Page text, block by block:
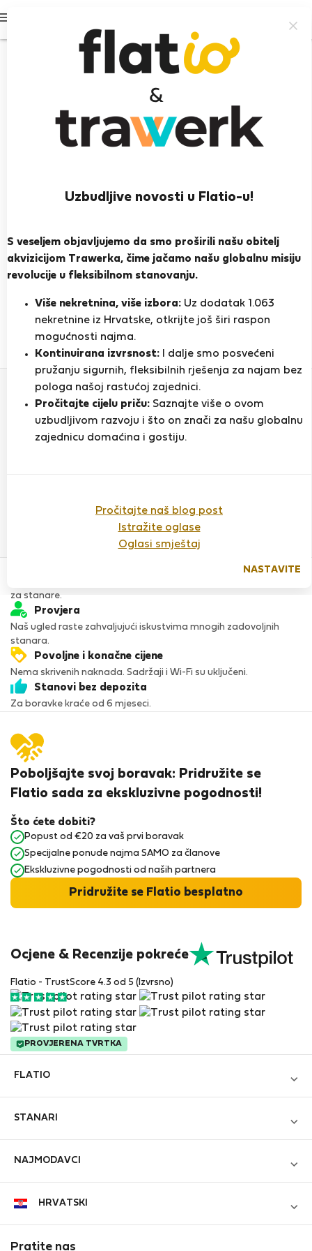
Uzbudljive novosti u Flatio-u!
S veseljem objavljujemo da smo proširili našu obitelj
akvizicijom Trawerka, čime jačamo našu globalnu misiju
revolucije u fleksibilnom stanovanju.
Više nekretnina, više izbora: Uz dodatak 1.063
nekretnine iz Hrvatske, otkrijte još širi raspon
mogućnosti najma.
Kontinuirana izvrsnost: I dalje smo posvećeni
pružanju sigurnih, fleksibilnih rješenja za najam bez
pologa našoj rastućoj zajednici.
Pročitajte cijelu priču: Saznajte više o ovom
uzbudljivom razvoju i što on znači za našu globalnu
zajednicu domaćina i gostiju.
Pročitajte naš blog post
Istražite oglase
Oglasi smještaj
NASTAVITE
Zdena P.
Heroj susjedstva
Prag
PRIKAŽI ŽIVOTOPIS
Ocjena i reference
0
Ponude
Ocjena
za stanare.
Provjera
Naš ugled raste zahvaljujući iskustvima mnogih zadovoljnih
stanara.
Povoljne i konačne cijene
Nema skrivenih naknada. Sadržaji i Wi-Fi su uključeni.
Stanovi bez depozita
Za boravke kraće od 6 mjeseci.
Ocjene & Recenzije pokreće
Flatio - TrustScore 4.3 od 5 (Izvrsno)
PROVJERENA TVRTKA
Poboljšajte svoj boravak: Pridružite se
Flatio sada za ekskluzivne pogodnosti!
Što ćete dobiti?
Popust od €20 za vaš prvi boravak
Specijalne ponude najma SAMO za članove
Ekskluzivne pogodnosti od naših partnera
Pridružite se Flatio besplatno
FLATIO
Pridružite se Klubu Nomadskih Inspektora
Kontakt i Impressum
Uvjeti i odredbe
STANARI
Za tvrtke
StayProtection za stanare
NAJMODAVCI
StayProtection za najmodavce
HRVATSKI
Pratite nas